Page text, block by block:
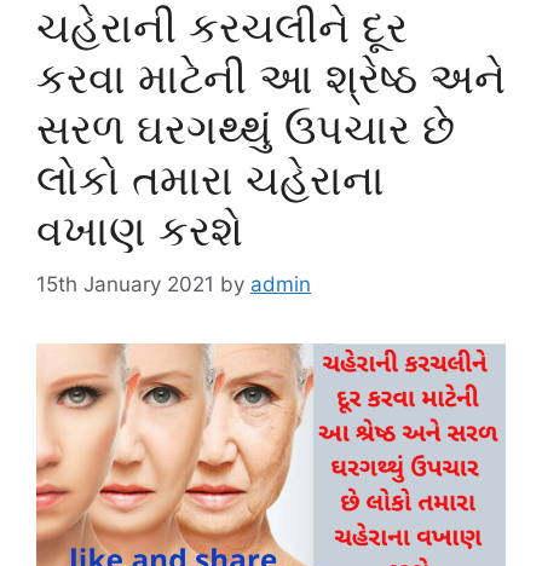
ચહેરાની કરચલીને દૂર
કરવા માટેની આ શ્રેષ્ઠ અને
સરળ ઘરગથ્થું ઉપચાર છે
લોકો તમારા ચહેરાના
વખાણ કરશે
15th January 2021 by admin